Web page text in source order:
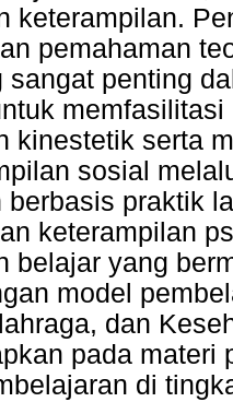
keterampilan.
pemahaman
sangat penting
kinestetik serta
sosial
berbasis praktik
keterampilan
belajar yang
model
dan
pada materi
di